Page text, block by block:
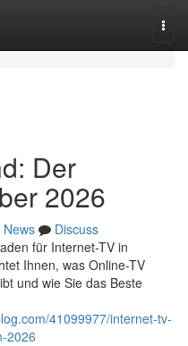
Der
2026
News
Discuss
für Internet-TV in
Ihnen, was Online-TV
und wie Sie das Beste
41099977/internet-tv-
2026